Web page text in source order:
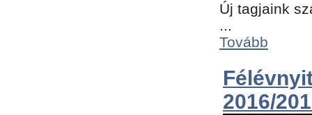
Új tagjaink
...
Tovább
2016/